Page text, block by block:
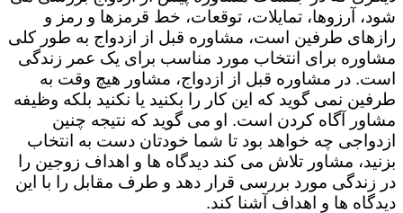
شود، آرزوها، تمایلات، توقعات، خط قرمزها و رمز و
رازهای طرفین است، مشاوره قبل از ازدواج به طور کلی
مشاوره برای انتخاب مورد مناسب برای یک عمر زندگی
است. در مشاوره قبل از ازدواج، مشاور هیچ وقت به
طرفین نمی گوید که این کار را بکنید یا نکنید بلکه وظیفه
مشاور آگاه کردن است. او می گوید که نتیجه چنین
ازدواجی چه خواهد بود تا شما خودتان دست به انتخاب
بزنید، مشاور تلاش می کند دیدگاه ها و اهداف زوجین را
در زندگی مورد بررسی قرار دهد و طرف مقابل را با این
دیدگاه ها و اهداف آشنا کند.